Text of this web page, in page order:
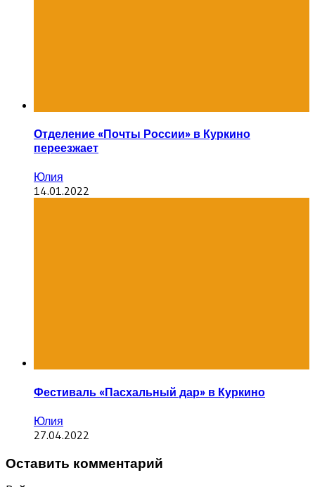
Отделение «Почты России» в Куркино
переезжает
Юлия
14.01.2022
Фестиваль «Пасхальный дар» в Куркино
Юлия
27.04.2022
Оставить комментарий